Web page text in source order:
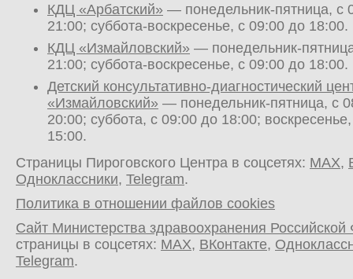
КДЦ «Арбатский» — понедельник-пятница, с
21:00; суббота-воскресенье, с 09:00 до 18:00.
КДЦ «Измайловский» — понедельник-
21:00; суббота-воскресенье, с 09:00 до 18:00.
Детский консультативно-диагностический
«Измайловский» — понедельник-пятница, с
20:00; суббота, с 09:00 до 18:00;
15:00.
Страницы Пироговского Центра в соцсетях: MAX,
Одноклассники, Telegram.
Политика в отношении файлов cookies
Сайт Министерства здравоохранения
страницы в соцсетях: MAX, ВКонтакте,
Telegram.